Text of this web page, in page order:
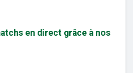
en direct grâce à nos